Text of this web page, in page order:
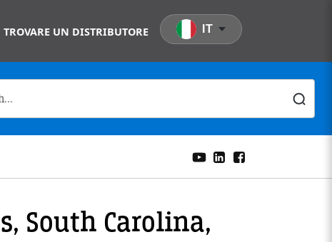
TROVARE UN DISTRIBUTORE IT
South Carolina,